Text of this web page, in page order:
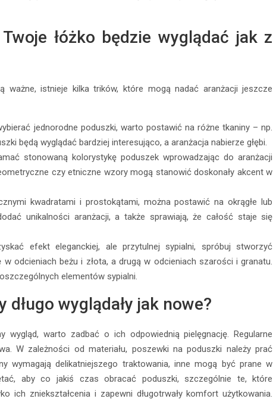
łóżko będzie wyglądać jak z
ważne, istnieje kilka trików, które mogą nadać aranżacji jeszcze
jednorodne poduszki, warto postawić na różne tkaniny – np.
będą wyglądać bardziej interesująco, a aranżacja nabierze głębi.
stonowaną kolorystykę poduszek wprowadzając do aranżacji
czy etniczne wzory mogą stanowić doskonały akcent w
kwadratami i prostokątami, można postawić na okrągłe lub
unikalności aranżacji, a także sprawiają, że całość staje się
efekt eleganckiej, ale przytulnej sypialni, spróbuj stworzyć
odcieniach beżu i złota, a drugą w odcieniach szarości i granatu.
elementów sypialni.
wyglądały jak nowe?
wygląd, warto zadbać o ich odpowiednią pielęgnację. Regularne
W zależności od materiału, poszewki na poduszki należy prać
wymagają delikatniejszego traktowania, inne mogą być prane w
aby co jakiś czas obracać poduszki, szczególnie te, które
ich zniekształcenia i zapewni długotrwały komfort użytkowania.